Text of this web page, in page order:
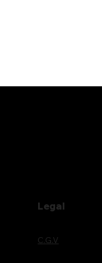
C.G.V
Legal